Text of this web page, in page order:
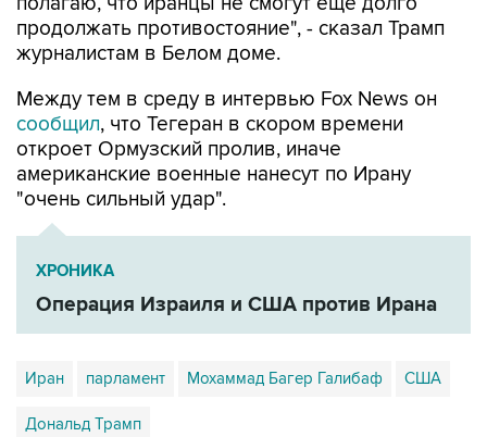
продолжать противостояние", - сказал Трамп
журналистам в Белом доме.
Между тем в среду в интервью Fox News он
сообщил, что Тегеран в скором времени
откроет Ормузский пролив, иначе
американские военные нанесут по Ирану
"очень сильный удар".
ХРОНИКА
Операция Израиля и США против Ирана
Иран парламент Мохаммад Багер Галибаф США
Дональд Трамп